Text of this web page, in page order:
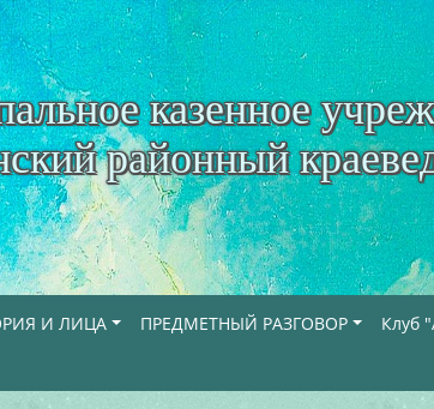
казенное
районный
И ЛИЦА ПРЕДМЕТНЫЙ РАЗГОВОР Клуб